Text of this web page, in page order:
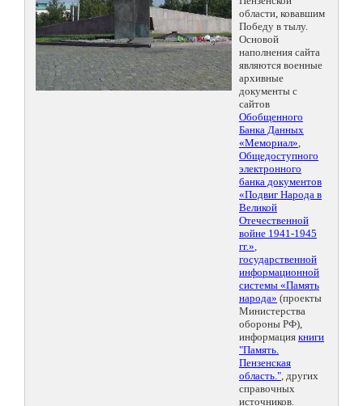
области, ковавшим
Победу в тылу.
Основой
наполнения сайта
являются военные
архивные
документы с
сайтов
Обобщенного
Банка Данных
«Мемориал»,
Общедоступного
электронного
банка документов
«Подвиг Народа в
Великой
Отечественной
войне 1941-1945
гг.»,
государственной
информационной
системы «Память
народа» (проекты
Министерства
обороны РФ),
информация книги
"Память.
Пензенская
область.", других
справочных
источников.